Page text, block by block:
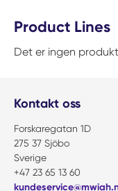
Product Lines
Det er ingen
Kontakt oss
Forskaregatan 1D
275 37 Sjöbo
Sverige
+47 23 65 13 60